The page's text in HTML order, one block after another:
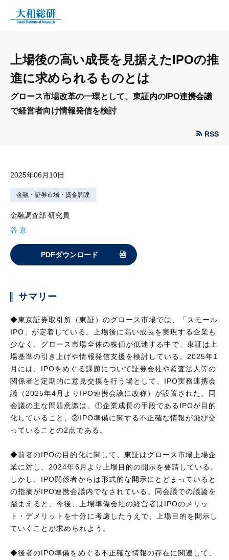
上場後の高い成長を見据えたIPOの推
進に求められるものとは
グロース市場改革の一環として、東証内のIPO連携会議
で経営者向け情報発信を検討
RSS
2025年06月10日
金融・証券市場・資金調達
金融調査部 研究員
谷 京
PDFダウンロード
サマリー
◆東京証券取引所（東証）のグロース市場では、「スモール
IPO」が定着している。上場後に高い成長を実現する企業も
少なく、グロース市場全体の株価が低迷する中で、東証は上
場基準の引き上げや情報発信支援を検討している。2025年1
月には、IPOをめぐる課題について証券会社や監査法人等の
関係者と定期的に意見交換を行う場として、IPO実務連携会
議（2025年4月よりIPO連携会議に改称）が設置された。同
会議の主な問題意識は、①企業成長の手段であるIPOが目的
化していること、②IPO準備に関する不正確な情報が飛び交
っていることの2点である。
◆前者のIPOの目的化に関して、東証はグロース市場上場企
業に対し、2024年6月より上場目的の開示を要請している。
しかし、IPO関係者からは形式的な開示にとどまっていると
の指摘がIPO連携会議内でなされている。同会議での議論を
踏まえると、今後、上場準備会社の経営者はIPOのメリッ
ト・デメリットを十分に考慮したうえで、上場目的を開示し
ていくことが求められよう。
◆後者のIPO準備をめぐる不正確な情報の存在に関連して、